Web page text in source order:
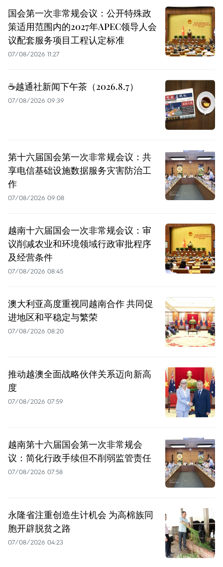
国会第一次非常规会议：公开特殊政
策适用范围内的2027年APEC领导人会
议配套服务项目工程认定标准
07/08/2026 11:27
☕️越通社新闻下午茶（2026.8.7）
07/08/2026 09:39
第十六届国会第一次非常规会议：共
享电信基础设施数据服务灾害防治工
作
07/08/2026 09:08
越南十六届国会一次非常规会议：审
议削减农业和环境领域行政审批程序
及经营条件
07/08/2026 08:45
澳大利亚高度重视同越南合作 共同促
进地区和平稳定与繁荣
07/08/2026 08:20
推动越澳全面战略伙伴关系迈向新高
度
07/08/2026 07:59
越南第十六届国会第一次非常规会
议：简化行政手续但不削弱监管责任
07/08/2026 07:58
永隆省注重创造生计机会 为高棉族同
胞开辟脱贫之路
07/08/2026 04:23